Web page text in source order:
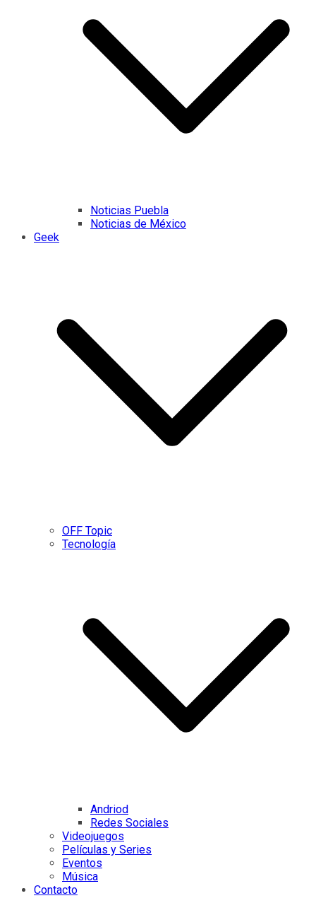
Noticias Puebla
Noticias de México
Geek
OFF Topic
Tecnología
Andriod
Redes Sociales
Videojuegos
Películas y Series
Eventos
Música
Contacto